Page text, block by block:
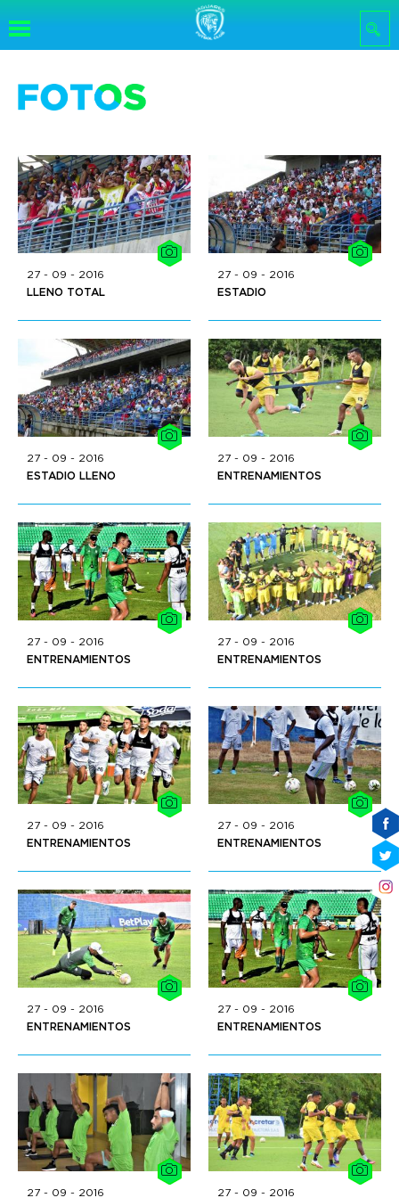
Pasar al
27 - 09 - 2016
LLENO TOTAL
27 - 09 - 2016
ESTADIO
27 - 09 - 2016
ESTADIO LLENO
27 - 09 - 2016
ENTRENAMIENTOS
27 - 09 - 2016
ENTRENAMIENTOS
27 - 09 - 2016
ENTRENAMIENTOS
27 - 09 - 2016
ENTRENAMIENTOS
27 - 09 - 2016
ENTRENAMIENTOS
27 - 09 - 2016
ENTRENAMIENTOS
27 - 09 - 2016
ENTRENAMIENTOS
27 - 09 - 2016 27 - 09 - 2016